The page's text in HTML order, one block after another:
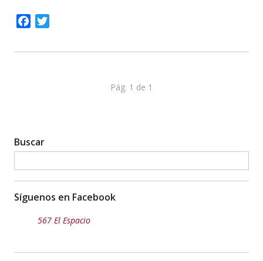
Facebook
Pág. 1 de 1
Buscar
Síguenos en Facebook
567 El Espacio